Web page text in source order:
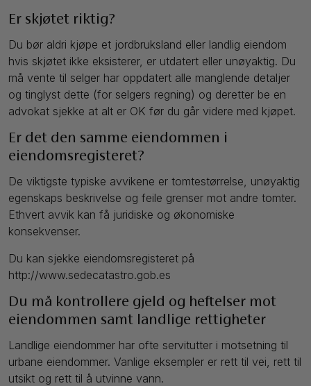
Er skjøtet riktig?
Du bør aldri kjøpe et jordbruksland eller landlig eiendom
hvis skjøtet ikke eksisterer, er utdatert eller unøyaktig. Du
må vente til selger har oppdatert alle manglende detaljer
og tinglyst dette (for selgers regning) og deretter be en
advokat sjekke at alt er OK før du går videre med kjøpet.
Er det den samme eiendommen i
eiendomsregisteret?
De viktigste typiske avvikene er tomtestørrelse, unøyaktig
egenskaps beskrivelse og feile grenser mot andre tomter.
Ethvert avvik kan få juridiske og økonomiske
konsekvenser.
Du kan sjekke eiendomsregisteret på
http://www.sedecatastro.gob.es
Du må kontrollere gjeld og heftelser mot
eiendommen samt landlige rettigheter
Landlige eiendommer har ofte servitutter i motsetning til
urbane eiendommer. Vanlige eksempler er rett til vei, rett til
utsikt og rett til å utvinne vann.